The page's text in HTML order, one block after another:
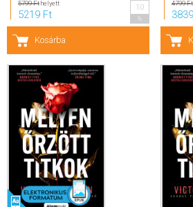
5799 Fthelyett
5219 Ft
10
Kosárba
4799 Ft
SZERZŐK
SAJTÓANYAGOK
HÍREK
KAPCSOLAT
ELŐRENDELHETŐ KIADVÁNYOK